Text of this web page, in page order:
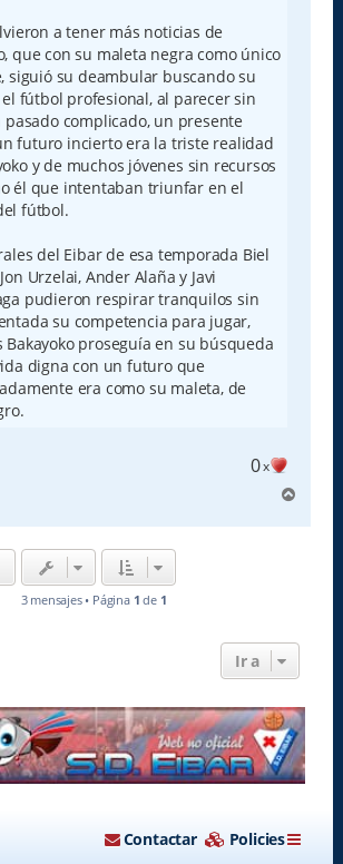
a tener más noticias de
que con su maleta negra como único
siguió su deambular buscando su
fútbol profesional, al parecer sin
pasado complicado, un presente
futuro incierto era la triste realidad
y de muchos jóvenes sin recursos
él que intentaban triunfar en el
fútbol.
del Eibar de esa temporada Biel
Urzelai, Ander Alaña y Javi
pudieron respirar tranquilos sin
su competencia para jugar,
Bakayoko proseguía en su búsqueda
digna con un futuro que
era como su maleta, de
0x
r
3 mensajes • Página 1 de 1
Ir a
Policies
Contactar